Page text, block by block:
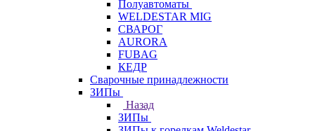
Полуавтоматы
WELDESTAR MIG
СВАРОГ
AURORA
FUBAG
КЕДР
Сварочные принадлежности
ЗИПы
Назад
ЗИПы